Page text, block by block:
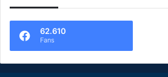
62.610
Fans